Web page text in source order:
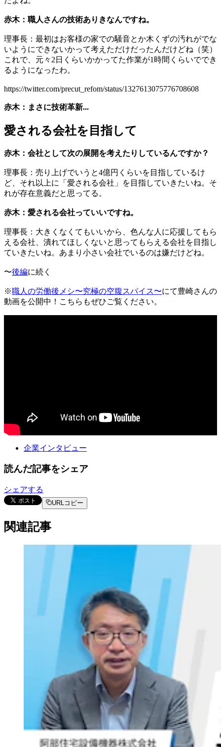
赤木：職人さんの技術ありきなんですね。
理事長：最初はお客様の家での騒音とか木くずの汚れがでな
いようにできないかって考えただけだったんだけどね（笑）
これで、元々2日くらいかかってた作業が1時間くらいででき
るようになったわ。
https://twitter.com/precut_refom/status/1327613075776708608
赤木：まさに技術革新...
愛される会社を目指して
赤木：会社として次の展開を考えたりしているんですか？
理事長：売り上げでいうと4億円くらいを目指しているけ
ど、それ以上に「愛される会社」を目指していきたいね。そ
れが存在意義だと思ってる。
赤木：愛される会社っていいですね。
理事長：大きくなくてもいいから、色んな人に応援してもら
える会社、潰れてほしくないと思ってもらえる会社を目指し
ていきたいね。あまり小さい会社でいるのは嫌だけどね。
〜後編に続く
※職人の労働後メシ〜究極の空腹スパイス〜にて豊崎さんの
動画を公開中！こちらもぜひご覧ください。
企業インタビュー
読んだ記事をシェア
シェアする
URLコピー
関連記事